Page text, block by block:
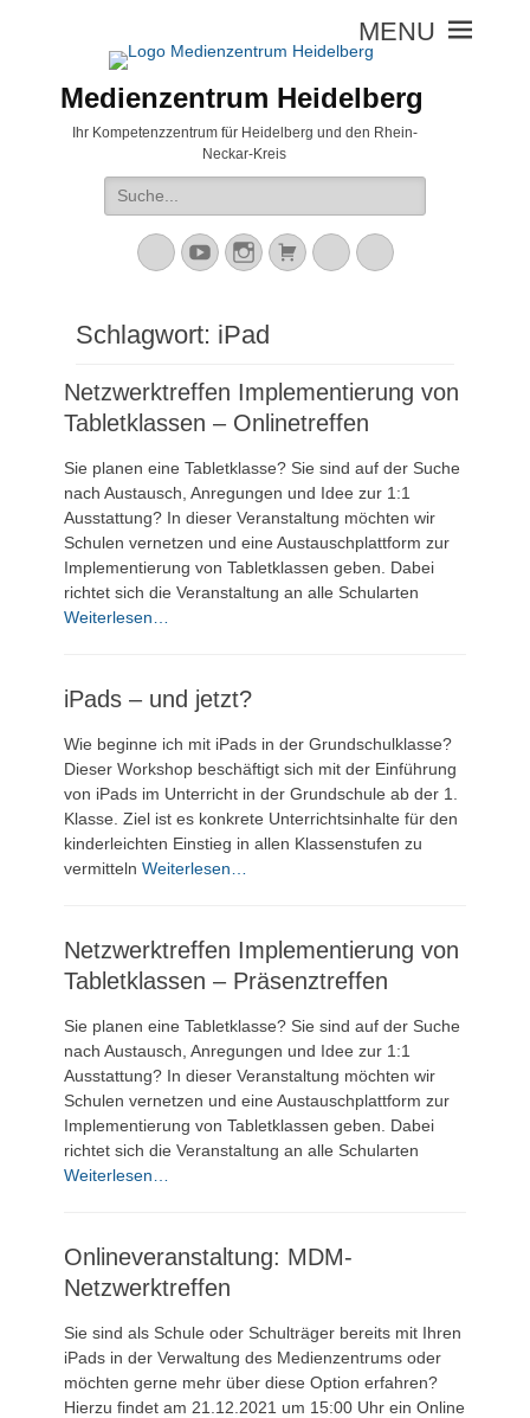
Medienzentrum Heidelberg
Ihr Kompetenzzentrum für Heidelberg und den Rhein-
Neckar-Kreis
Suche
nach:
Mastodon
YouTubeInstagramWarenkorb
CloudPeertube
Schlagwort: iPad
Netzwerktreffen Implementierung von
Tabletklassen – Onlinetreffen
Sie planen eine Tabletklasse? Sie sind auf der Suche
nach Austausch, Anregungen und Idee zur 1:1
Ausstattung? In dieser Veranstaltung möchten wir
Schulen vernetzen und eine Austauschplattform zur
Implementierung von Tabletklassen geben. Dabei
richtet sich die Veranstaltung an alle Schularten
Weiterlesen…
iPads – und jetzt?
Wie beginne ich mit iPads in der Grundschulklasse?
Dieser Workshop beschäftigt sich mit der Einführung
von iPads im Unterricht in der Grundschule ab der 1.
Klasse. Ziel ist es konkrete Unterrichtsinhalte für den
kinderleichten Einstieg in allen Klassenstufen zu
vermitteln Weiterlesen…
Netzwerktreffen Implementierung von
Tabletklassen – Präsenztreffen
Sie planen eine Tabletklasse? Sie sind auf der Suche
nach Austausch, Anregungen und Idee zur 1:1
Ausstattung? In dieser Veranstaltung möchten wir
Schulen vernetzen und eine Austauschplattform zur
Implementierung von Tabletklassen geben. Dabei
richtet sich die Veranstaltung an alle Schularten
Weiterlesen…
Onlineveranstaltung: MDM-
Netzwerktreffen
Sie sind als Schule oder Schulträger bereits mit Ihren
iPads in der Verwaltung des Medienzentrums oder
möchten gerne mehr über diese Option erfahren?
Hierzu findet am 21.12.2021 um 15:00 Uhr ein Online